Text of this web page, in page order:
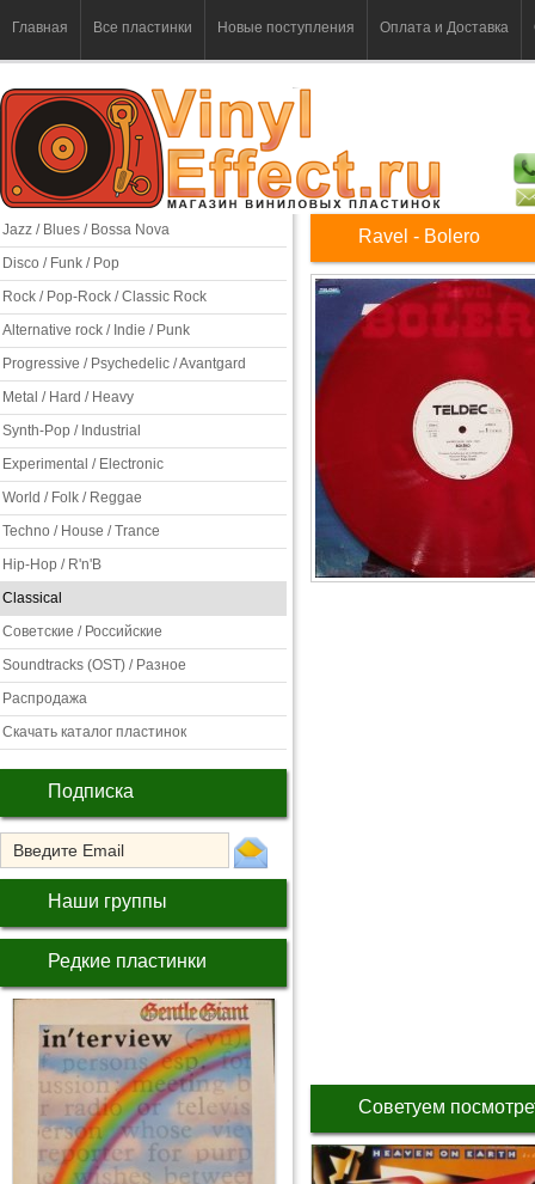
Главная Все пластинки Новые поступления Оплата и Доставка
Jazz / Blues / Bossa Nova
Disco / Funk / Pop
Rock / Pop-Rock / Classic Rock
Alternative rock / Indie / Punk
Progressive / Psychedelic / Avantgard
Metal / Hard / Heavy
Synth-Pop / Industrial
Experimental / Electronic
World / Folk / Reggae
Techno / House / Trance
Hip-Hop / R'n'B
Classical
Советские / Российские
Soundtracks (OST) / Разное
Распродажа
Скачать каталог пластинок
Подписка
Наши группы
Редкие пластинки
Ravel - Bolero
Советуем